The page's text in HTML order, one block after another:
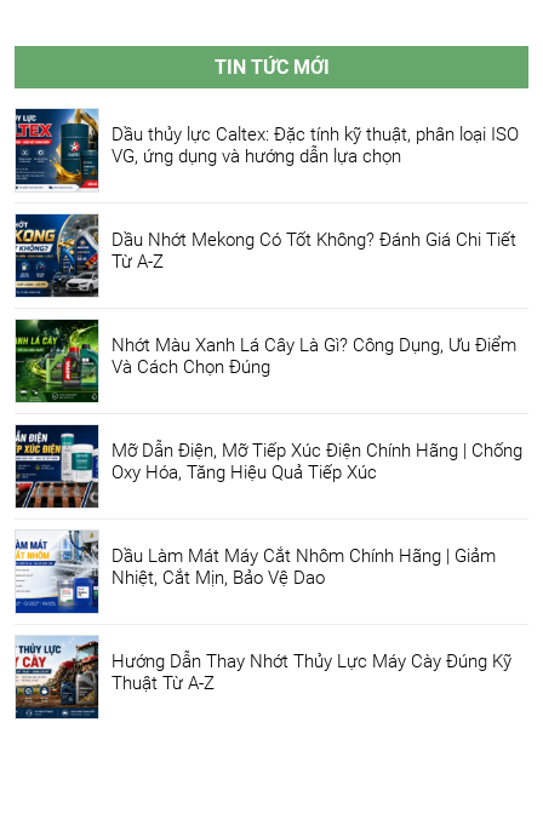
TIN TỨC MỚI
Dầu thủy lực Caltex: Đặc tính kỹ thuật, phân loại ISO
VG, ứng dụng và hướng dẫn lựa chọn
Dầu Nhớt Mekong Có Tốt Không? Đánh Giá Chi Tiết
Từ A-Z
Nhớt Màu Xanh Lá Cây Là Gì? Công Dụng, Ưu Điểm
Và Cách Chọn Đúng
Mỡ Dẫn Điện, Mỡ Tiếp Xúc Điện Chính Hãng | Chống
Oxy Hóa, Tăng Hiệu Quả Tiếp Xúc
Dầu Làm Mát Máy Cắt Nhôm Chính Hãng | Giảm
Nhiệt, Cắt Mịn, Bảo Vệ Dao
Hướng Dẫn Thay Nhớt Thủy Lực Máy Cày Đúng Kỹ
Thuật Từ A-Z